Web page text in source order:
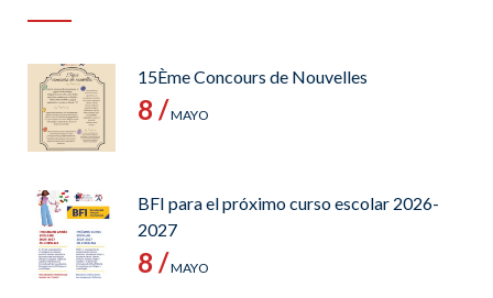
15Ème Concours de Nouvelles
8 /MAYO
BFI para el próximo curso escolar 2026-
2027
8 /MAYO